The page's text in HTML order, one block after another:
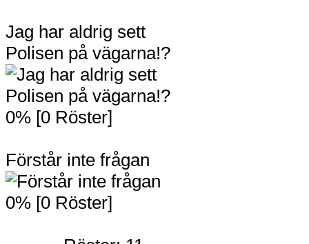
Jag har aldrig sett
Polisen på vägarna!?
0% [0 Röster]
Förstår inte frågan
0% [0 Röster]